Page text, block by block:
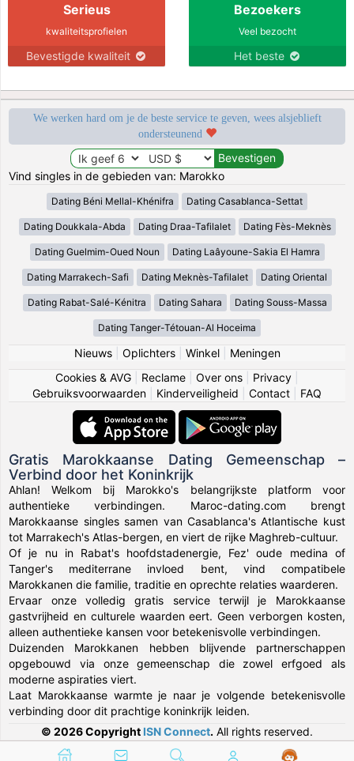
Serieus
kwaliteitsprofielen
Bevestigde kwaliteit
Bezoekers
Veel bezocht
Het beste
We werken hard om je de beste service te geven, wees alsjeblieft
ondersteunend
Vind singles in de gebieden van: Marokko
Dating Béni Mellal-Khénifra Dating Casablanca-Settat
Dating Doukkala-Abda Dating Draa-Tafilalet Dating Fès-Meknès
Dating Guelmim-Oued Noun Dating Laâyoune-Sakia El Hamra
Dating Marrakech-Safi Dating Meknès-Tafilalet Dating Oriental
Dating Rabat-Salé-Kénitra Dating Sahara Dating Souss-Massa
Dating Tanger-Tétouan-Al Hoceima
Nieuws| Oplichters| Winkel| Meningen
Cookies & AVG
Reclame Over ons Privacy
Gebruiksvoorwaarden
Kinderveiligheid Contact FAQ
Gratis Marokkaanse Dating Gemeenschap –
Verbind door het Koninkrijk
Ahlan! Welkom bij Marokko's belangrijkste platform voor
authentieke verbindingen. Maroc-dating.com brengt
Marokkaanse singles samen van Casablanca's Atlantische kust
tot Marrakech's Atlas-bergen, en viert de rijke Maghreb-cultuur.
Of je nu in Rabat's hoofdstadenergie, Fez' oude medina of
Tanger's mediterrane invloed bent, vind compatibele
Marokkanen die familie, traditie en oprechte relaties waarderen.
Ervaar onze volledig gratis service terwijl je Marokkaanse
gastvrijheid en culturele waarden eert. Geen verborgen kosten,
alleen authentieke kansen voor betekenisvolle verbindingen.
Duizenden Marokkanen hebben blijvende partnerschappen
opgebouwd via onze gemeenschap die zowel erfgoed als
moderne aspiraties viert.
Laat Marokkaanse warmte je naar je volgende betekenisvolle
verbinding door dit prachtige koninkrijk leiden.
© 2026 Copyright ISN Connect. All rights reserved.